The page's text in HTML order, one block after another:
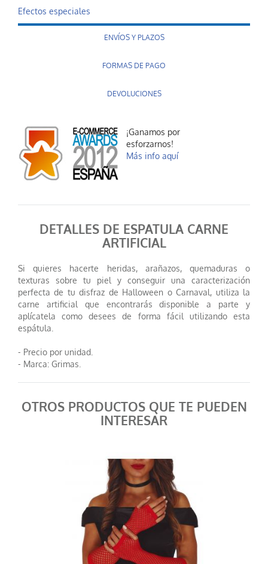
Efectos especiales
ENVÍOS Y PLAZOS
FORMAS DE PAGO
DEVOLUCIONES
¡Ganamos por
esforzarnos!
Más info aquí
DETALLES DE ESPATULA CARNE
ARTIFICIAL
Si quieres hacerte heridas, arañazos, quemaduras o
texturas sobre tu piel y conseguir una caracterización
perfecta de tu disfraz de Halloween o Carnaval, utiliza la
carne artificial que encontrarás disponible a parte y
aplícatela como desees de forma fácil utilizando esta
espátula.
- Precio por unidad.
- Marca: Grimas.
OTROS PRODUCTOS QUE TE PUEDEN
INTERESAR